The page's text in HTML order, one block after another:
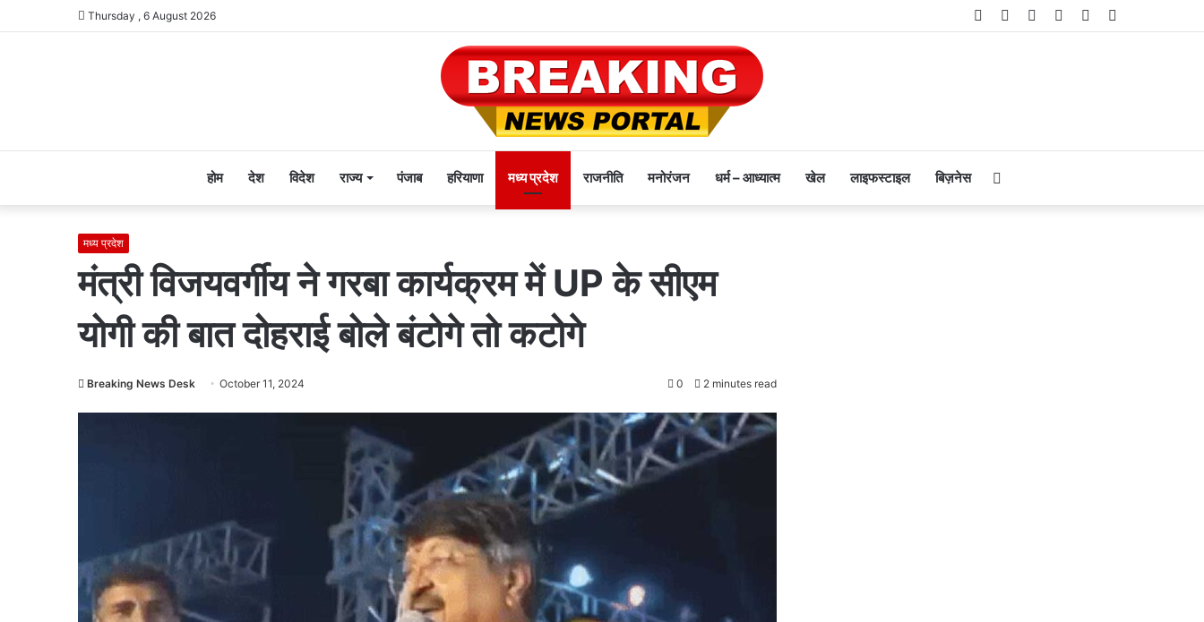
Thursday , 6 August 2026 Telegram
Instagram
YouTube
Twitter
Facebook
होम देश विदेश राज्य पंजाब हरियाणा मध्य प्रदेश राजनीति मनोरंजन धर्म – आध्यात्म खेल लाइफस्टाइल बिज़नेस
मध्य प्रदेश
मंत्री विजयवर्गीय ने गरबा कार्यक्रम में UP के सीएम
योगी की बात दोहराई बोले बंटोगे तो कटोगे
Breaking News Desk October 11, 2024 0 2 minutes read